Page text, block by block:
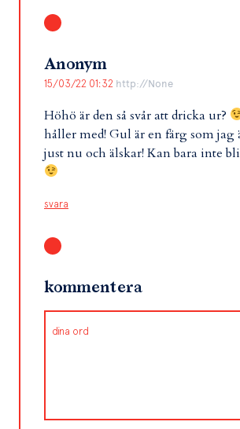
Anonym
15/03/22 01:32 http://None
Höhö är den så svår att dricka ur?
håller med! Gul är en färg som jag
just nu och älskar! Kan bara inte
svara
kommentera